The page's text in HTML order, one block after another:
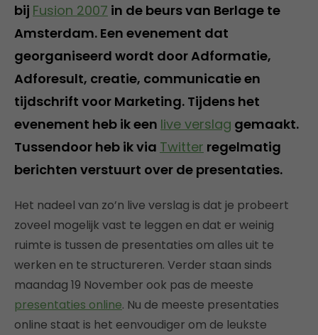
bij Fusion 2007 in de beurs van Berlage te
Amsterdam. Een evenement dat
georganiseerd wordt door Adformatie,
Adforesult, creatie, communicatie en
tijdschrift voor Marketing. Tijdens het
evenement heb ik een live verslag gemaakt.
Tussendoor heb ik via Twitter regelmatig
berichten verstuurt over de presentaties.
Het nadeel van zo’n live verslag is dat je probeert
zoveel mogelijk vast te leggen en dat er weinig
ruimte is tussen de presentaties om alles uit te
werken en te structureren. Verder staan sinds
maandag 19 November ook pas de meeste
presentaties online. Nu de meeste presentaties
online staat is het eenvoudiger om de leukste